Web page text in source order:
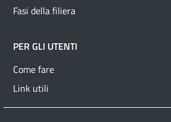
Fasi della filiera
PER GLI UTENTI
Come fare
Link utili